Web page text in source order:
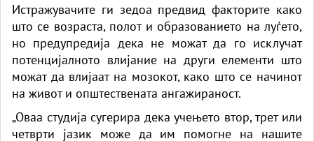
Истражувачите ги зедоа предвид факторите како
што се возраста, полот и образованието на луѓето,
но предупредија дека не можат да го исклучат
потенцијалното влијание на други елементи што
можат да влијаат на мозокот, како што се начинот
на живот и општествената ангажираност.
„Оваа студија сугерира дека учењето втор, трет или
четврти јазик може да им помогне на нашите